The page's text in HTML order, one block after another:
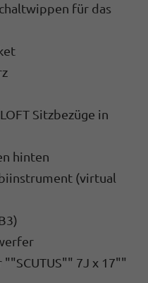
für das
Sitzbezüge in
hinten
(virtual
7J x 17""